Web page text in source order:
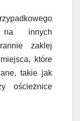
na innych
zaklej
które
takie jak
ościeżnice